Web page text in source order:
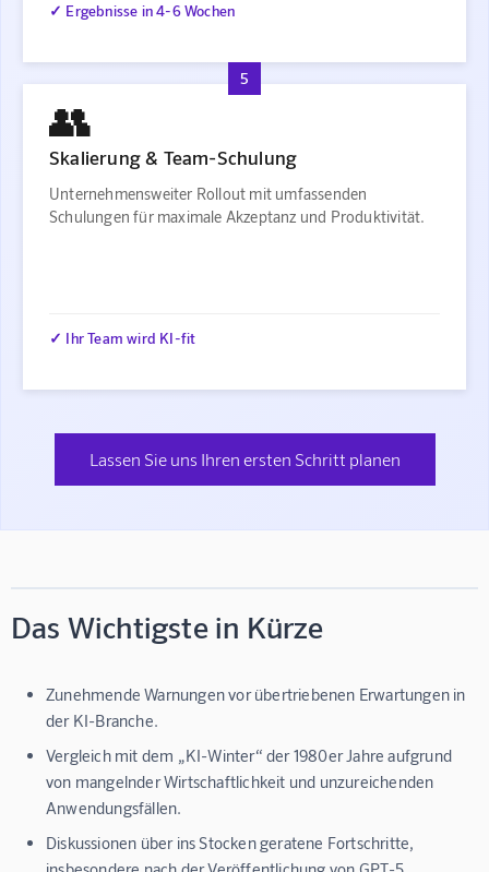
✓ Ergebnisse in 4-6 Wochen
5
👥
Skalierung & Team-Schulung
Unternehmensweiter Rollout mit umfassenden
Schulungen für maximale Akzeptanz und Produktivität.
✓ Ihr Team wird KI-fit
Lassen Sie uns Ihren ersten Schritt planen
Das Wichtigste in Kürze
Zunehmende Warnungen vor übertriebenen Erwartungen in
der KI-Branche.
Vergleich mit dem „KI-Winter“ der 1980er Jahre aufgrund
von mangelnder Wirtschaftlichkeit und unzureichenden
Anwendungsfällen.
Diskussionen über ins Stocken geratene Fortschritte,